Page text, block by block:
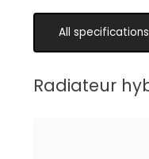
All specifications
Radiateur